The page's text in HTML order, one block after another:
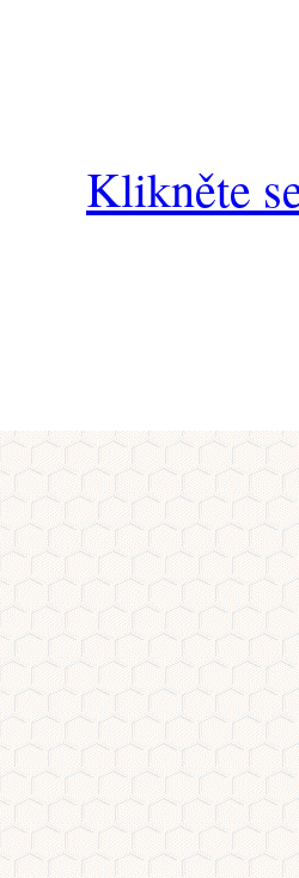
Klikněte